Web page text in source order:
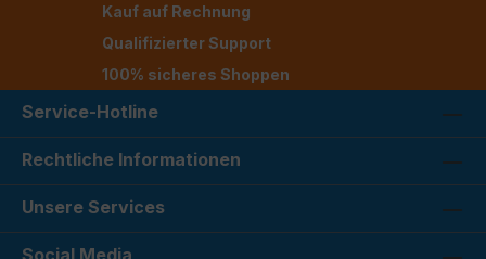
Kauf auf Rechnung
Qualifizierter Support
100% sicheres Shoppen
Service-Hotline
Rechtliche Informationen
Unsere Services